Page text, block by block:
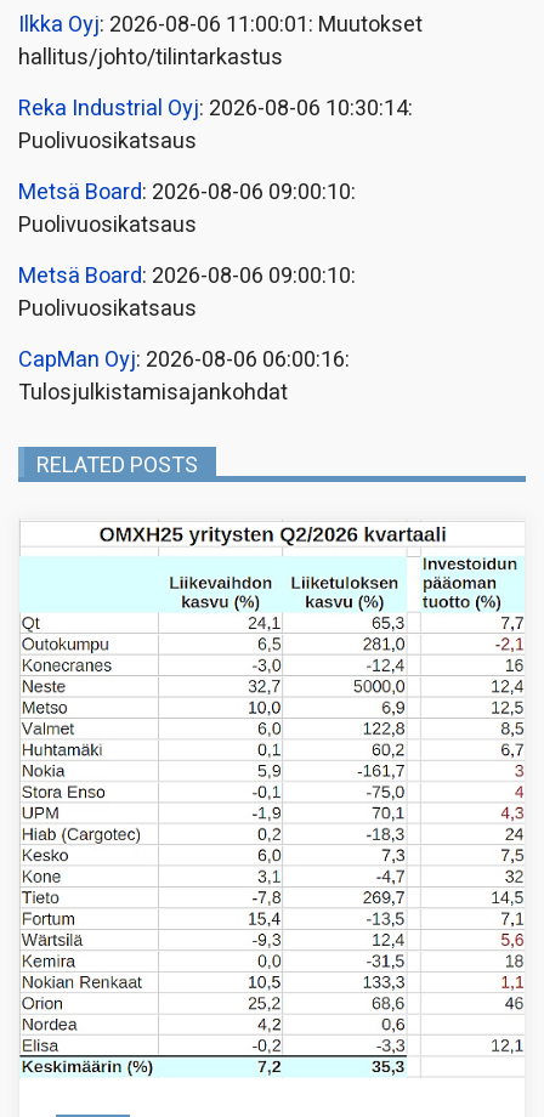
Ilkka Oyj: 2026-08-06 11:00:01: Muutokset
hallitus/johto/tilintarkastus
Reka Industrial Oyj: 2026-08-06 10:30:14:
Puolivuosikatsaus
Metsä Board: 2026-08-06 09:00:10:
Puolivuosikatsaus
Metsä Board: 2026-08-06 09:00:10:
Puolivuosikatsaus
CapMan Oyj: 2026-08-06 06:00:16:
Tulosjulkistamisajankohdat
RELATED POSTS